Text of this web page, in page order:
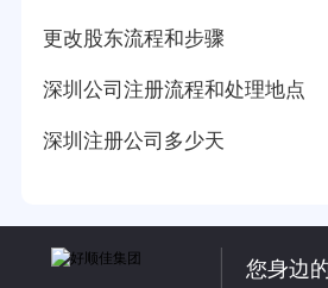
更改股东流程和步骤
深圳公司注册流程和处理地点
深圳注册公司多少天
您身边